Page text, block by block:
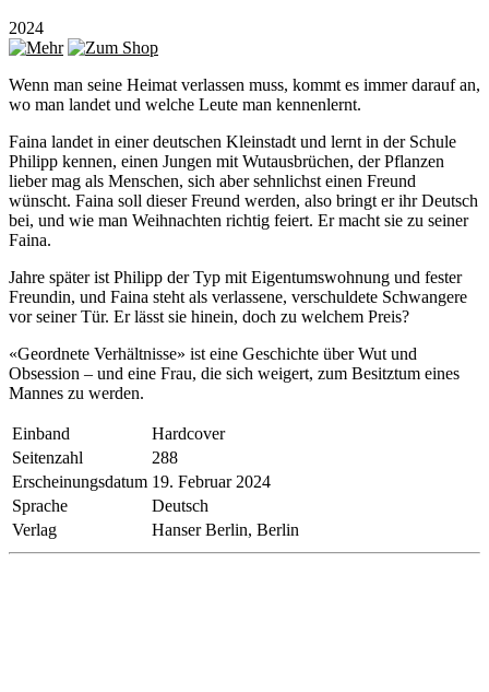
2024
Wenn man seine Heimat verlassen muss, kommt es immer darauf an,
wo man landet und welche Leute man kennenlernt.
Faina landet in einer deutschen Kleinstadt und lernt in der Schule
Philipp kennen, einen Jungen mit Wutausbrüchen, der Pflanzen
lieber mag als Menschen, sich aber sehnlichst einen Freund
wünscht. Faina soll dieser Freund werden, also bringt er ihr Deutsch
bei, und wie man Weihnachten richtig feiert. Er macht sie zu seiner
Faina.
Jahre später ist Philipp der Typ mit Eigentumswohnung und fester
Freundin, und Faina steht als verlassene, verschuldete Schwangere
vor seiner Tür. Er lässt sie hinein, doch zu welchem Preis?
«Geordnete Verhältnisse» ist eine Geschichte über Wut und
Obsession – und eine Frau, die sich weigert, zum Besitztum eines
Mannes zu werden.
Einband
Hardcover
Seitenzahl
288
Erscheinungsdatum 19. Februar 2024
Sprache
Deutsch
Verlag
Hanser Berlin, Berlin